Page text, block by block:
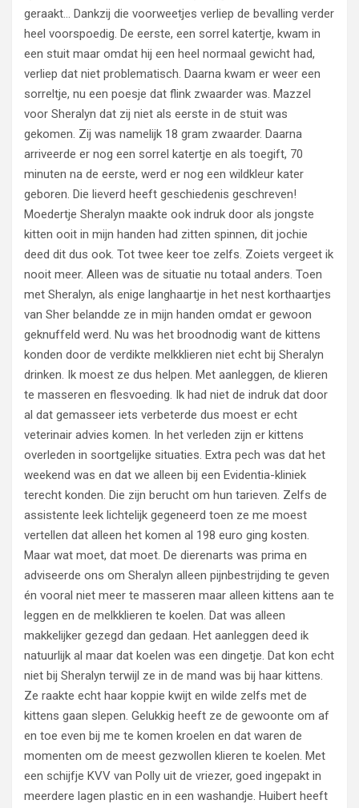
geraakt… Dankzij die voorweetjes verliep de bevalling verder
heel voorspoedig. De eerste, een sorrel katertje, kwam in
een stuit maar omdat hij een heel normaal gewicht had,
verliep dat niet problematisch. Daarna kwam er weer een
sorreltje, nu een poesje dat flink zwaarder was. Mazzel
voor Sheralyn dat zij niet als eerste in de stuit was
gekomen. Zij was namelijk 18 gram zwaarder. Daarna
arriveerde er nog een sorrel katertje en als toegift, 70
minuten na de eerste, werd er nog een wildkleur kater
geboren. Die lieverd heeft geschiedenis geschreven!
Moedertje Sheralyn maakte ook indruk door als jongste
kitten ooit in mijn handen had zitten spinnen, dit jochie
deed dit dus ook. Tot twee keer toe zelfs. Zoiets vergeet ik
nooit meer. Alleen was de situatie nu totaal anders. Toen
met Sheralyn, als enige langhaartje in het nest korthaartjes
van Sher belandde ze in mijn handen omdat er gewoon
geknuffeld werd. Nu was het broodnodig want de kittens
konden door de verdikte melkklieren niet echt bij Sheralyn
drinken. Ik moest ze dus helpen. Met aanleggen, de klieren
te masseren en flesvoeding. Ik had niet de indruk dat door
al dat gemasseer iets verbeterde dus moest er echt
veterinair advies komen. In het verleden zijn er kittens
overleden in soortgelijke situaties. Extra pech was dat het
weekend was en dat we alleen bij een Evidentia-kliniek
terecht konden. Die zijn berucht om hun tarieven. Zelfs de
assistente leek lichtelijk gegeneerd toen ze me moest
vertellen dat alleen het komen al 198 euro ging kosten.
Maar wat moet, dat moet. De dierenarts was prima en
adviseerde ons om Sheralyn alleen pijnbestrijding te geven
én vooral niet meer te masseren maar alleen kittens aan te
leggen en de melkklieren te koelen. Dat was alleen
makkelijker gezegd dan gedaan. Het aanleggen deed ik
natuurlijk al maar dat koelen was een dingetje. Dat kon echt
niet bij Sheralyn terwijl ze in de mand was bij haar kittens.
Ze raakte echt haar koppie kwijt en wilde zelfs met de
kittens gaan slepen. Gelukkig heeft ze de gewoonte om af
en toe even bij me te komen kroelen en dat waren de
momenten om de meest gezwollen klieren te koelen. Met
een schijfje KVV van Polly uit de vriezer, goed ingepakt in
meerdere lagen plastic en in een washandje. Huibert heeft